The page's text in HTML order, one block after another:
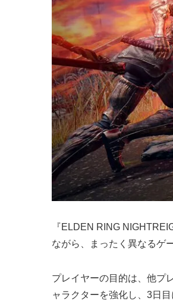
『ELDEN RING
ながら、まったく異なるゲ
プレイヤーの目的は、他プ
ャラクターを強化し、3日